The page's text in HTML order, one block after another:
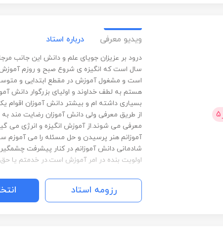
5
ویدیو معرفی درباره استاد
سال است که انگیزه ی شروع صبح و روزم
است و مشغول آموزش در مقطع ابتدایی و
هستم به لطف خداوند و اولیای بزرگوار دانش
بسیاری داشته ام و بیشتر دانش آموزان اقوام
از طریق معرفی ولی دانش آموزان رضایت مند به
معرفی می شوند.از آموزش انگیزه و انرژی می
آموزانم هنر پرسیدن و حل مسئله را می آموزم
شادمانی دانش آموزانم در کنار پیشرفت
اولویت بنده در امر آموزش است.در خدمتم یا حق
رزومه استاد